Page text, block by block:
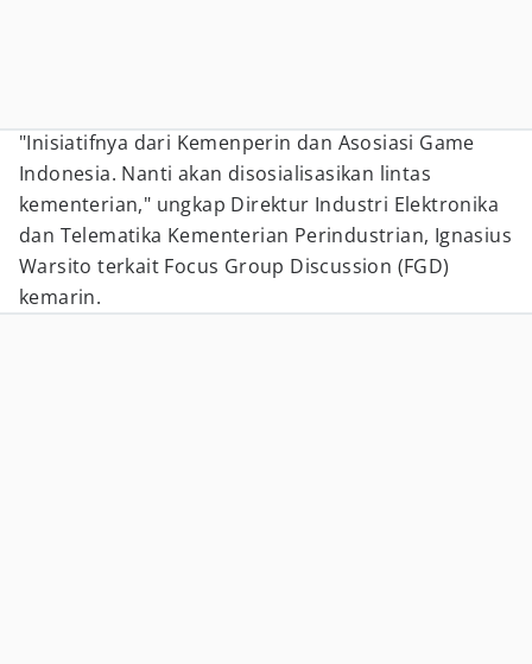
"Inisiatifnya dari Kemenperin dan Asosiasi Game
Indonesia. Nanti akan disosialisasikan lintas
kementerian," ungkap Direktur Industri Elektronika
dan Telematika Kementerian Perindustrian, Ignasius
Warsito terkait Focus Group Discussion (FGD)
kemarin.